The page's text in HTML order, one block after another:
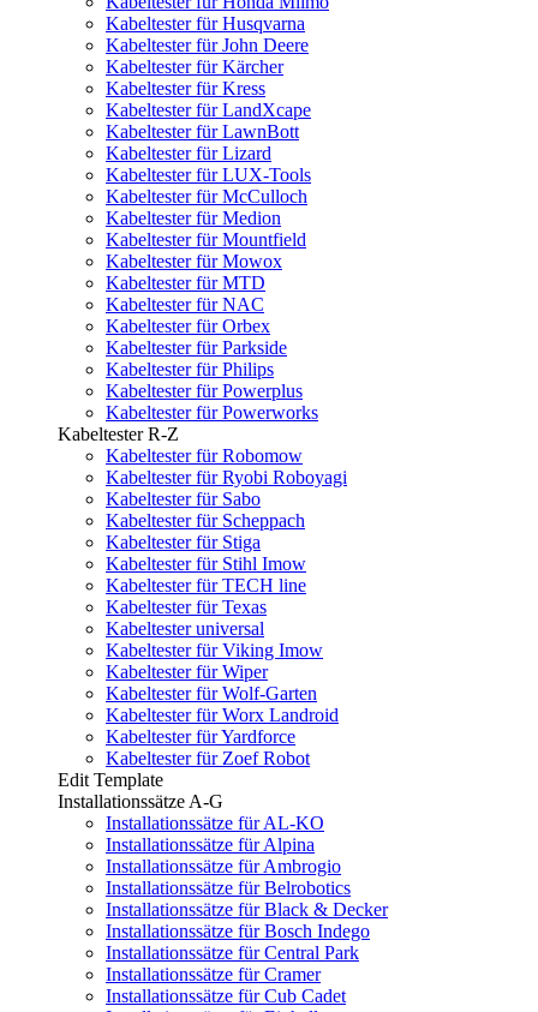
Kabeltester für Husqvarna
Kabeltester für John Deere
Kabeltester für Kärcher
Kabeltester für Kress
Kabeltester für LandXcape
Kabeltester für LawnBott
Kabeltester für Lizard
Kabeltester für LUX-Tools
Kabeltester für McCulloch
Kabeltester für Medion
Kabeltester für Mountfield
Kabeltester für Mowox
Kabeltester für MTD
Kabeltester für NAC
Kabeltester für Orbex
Kabeltester für Parkside
Kabeltester für Philips
Kabeltester für Powerplus
Kabeltester für Powerworks
Kabeltester R-Z
Kabeltester für Robomow
Kabeltester für Ryobi Roboyagi
Kabeltester für Sabo
Kabeltester für Scheppach
Kabeltester für Stiga
Kabeltester für Stihl Imow
Kabeltester für TECH line
Kabeltester für Texas
Kabeltester universal
Kabeltester für Viking Imow
Kabeltester für Wiper
Kabeltester für Wolf-Garten
Kabeltester für Worx Landroid
Kabeltester für Yardforce
Kabeltester für Zoef Robot
Edit Template
Installationssätze A-G
Installationssätze für AL-KO
Installationssätze für Alpina
Installationssätze für Ambrogio
Installationssätze für Belrobotics
Installationssätze für Black & Decker
Installationssätze für Bosch Indego
Installationssätze für Central Park
Installationssätze für Cramer
Installationssätze für Cub Cadet